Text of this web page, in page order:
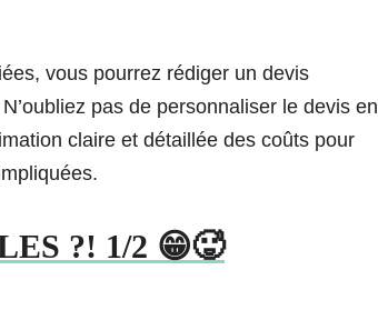
vous pourrez rédiger un devis
pas de personnaliser le devis en
claire et détaillée des coûts pour
?! 1/2 😁🥵